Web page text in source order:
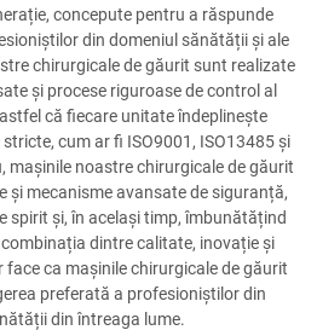
concepute pentru a răspunde
din domeniul sănătății și ale
chirurgicale de găurit sunt realizate
și procese riguroase de control al
că fiecare unitate îndeplinește
cum ar fi ISO9001, ISO13485 și
mașinile noastre chirurgicale de găurit
și mecanisme avansate de siguranță,
spirit și, în același timp, îmbunătățind
dintre calitate, inovație și
ca mașinile chirurgicale de găurit
preferată a profesioniștilor din
din întreaga lume.